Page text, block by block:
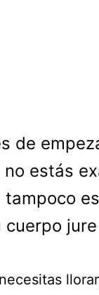
de
no estás
tampoco